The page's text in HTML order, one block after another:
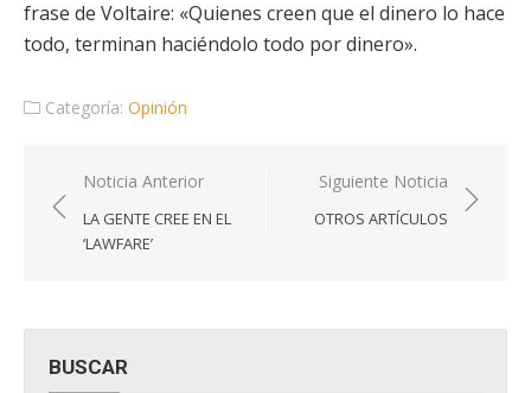
frase de Voltaire: «Quienes creen que el dinero lo hace
todo, terminan haciéndolo todo por dinero».
Categoría: Opinión
Navegación
de
entradas
Noticia Anterior
LA GENTE CREE EN EL
‘LAWFARE’
Siguiente Noticia
OTROS ARTÍCULOS
BUSCAR